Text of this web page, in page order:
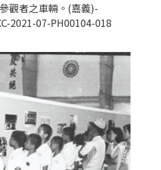
觀者之車輛。(嘉義)-
2021-07-PH00104-018